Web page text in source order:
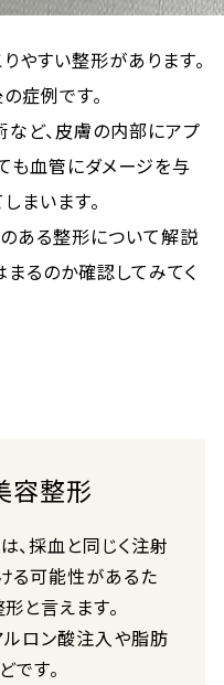
やすい整形があります。
症例です。
ど、皮膚の内部にアプ
も血管にダメージを与
まいます。
ある整形について解説
るのか確認してみてく
容整形
、採血と同じく注射
る可能性があるた
と言えます。
ルロン酸注入や脂肪
です。